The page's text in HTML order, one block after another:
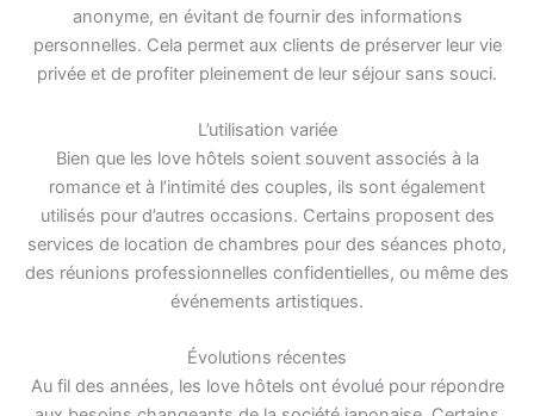
anonyme, en évitant de fournir des informations
personnelles. Cela permet aux clients de préserver leur vie
privée et de profiter pleinement de leur séjour sans souci.
L’utilisation variée
Bien que les love hôtels soient souvent associés à la
romance et à l’intimité des couples, ils sont également
utilisés pour d’autres occasions. Certains proposent des
services de location de chambres pour des séances photo,
des réunions professionnelles confidentielles, ou même des
événements artistiques.
Évolutions récentes
Au fil des années, les love hôtels ont évolué pour répondre